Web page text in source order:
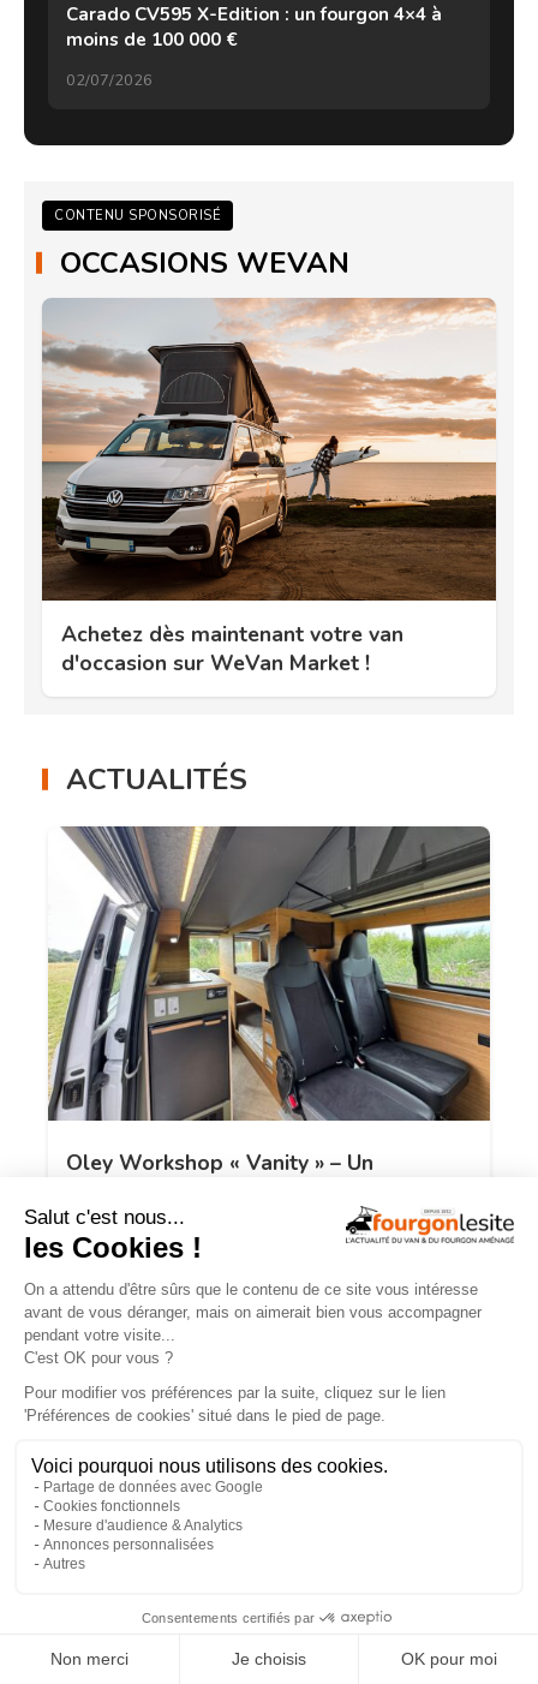
Carado CV595 X-Edition : un fourgon 4×4 à
moins de 100 000 €
02/07/2026
CONTENU SPONSORISÉ
OCCASIONS WEVAN
Achetez dès maintenant votre van
d'occasion sur WeVan Market !
ACTUALITÉS
Oley Workshop « Vanity » – Un
Transporter
Signature Van : « Un van, ça se juge